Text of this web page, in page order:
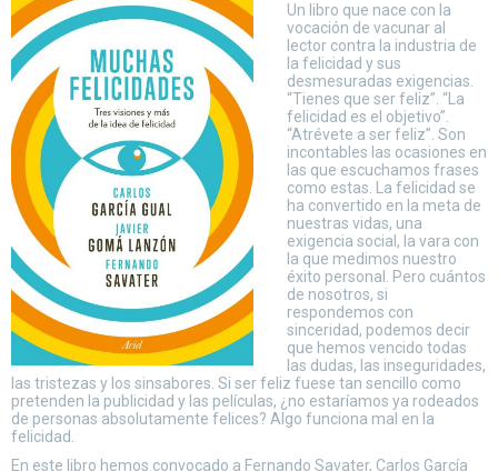
Un libro que nace con la
vocación de vacunar al
lector contra la industria de
la felicidad y sus
desmesuradas exigencias.
“Tienes que ser feliz”. “La
felicidad es el objetivo”.
“Atrévete a ser feliz”. Son
incontables las ocasiones en
las que escuchamos frases
como estas. La felicidad se
ha convertido en la meta de
nuestras vidas, una
exigencia social, la vara con
la que medimos nuestro
éxito personal. Pero cuántos
de nosotros, si
respondemos con
sinceridad, podemos decir
que hemos vencido todas
las dudas, las inseguridades,
las tristezas y los sinsabores. Si ser feliz fuese tan sencillo como
pretenden la publicidad y las películas, ¿no estaríamos ya rodeados
de personas absolutamente felices? Algo funciona mal en la
felicidad.
En este libro hemos convocado a Fernando Savater, Carlos García